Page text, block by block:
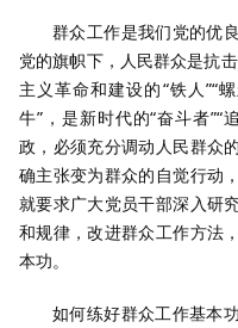
群众工作是我们党的优
党的旗帜下，人民群众是抗
主义革命和建设的“铁人”“
牛”，是新时代的“奋斗者”“
政，必须充分调动人民群众
确主张变为群众的自觉行动
就要求广大党员干部深入研
和规律，改进群众工作方法
本功。
如何练好群众工作基本